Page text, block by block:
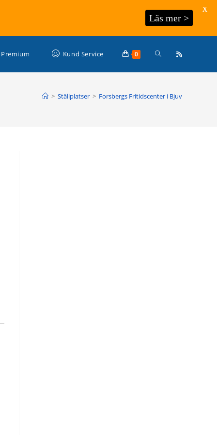
Premium Kund Service 0 Slå
> Ställplatser > Forsbergs Fritidscenter i Bjuv
Läs mer >
X